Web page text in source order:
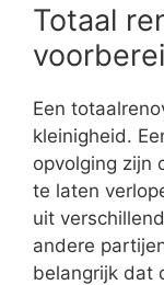
Totaal
Een
kleinigheid.
opvolging zijn
te laten
uit
andere
belangrijk dat